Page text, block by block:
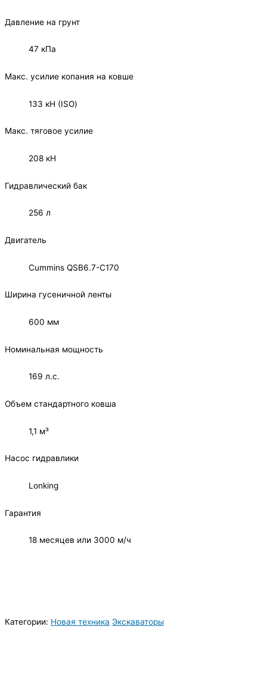
Давление на грунт
47 кПа
Макс. усилие копания на ковше
133 кН (ISO)
Макс. тяговое усилие
208 кН
Гидравлический бак
256 л
Двигатель
Cummins QSB6.7-C170
Ширина гусеничной ленты
600 мм
Номинальная мощность
169 л.с.
Объем стандартного ковша
1,1 м³
Насос гидравлики
Lonking
Гарантия
18 месяцев или 3000 м/ч
Категории: Новая техника Экскаваторы